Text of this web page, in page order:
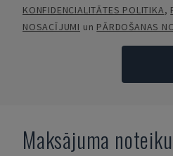
KONFIDENCIALITĀTES POLITIKA,
NOSACĪJUMI un PĀRDOŠANAS
Maksājuma